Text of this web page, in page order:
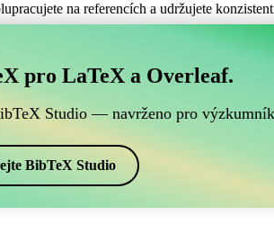
na referencích a udržujete
je kompatibilní s Overleafem?
s Overleafem?”
CiteDrive může být dokonalý!
tedy hledáte snadný způsob, jak
pro LaTeX a Overleaf.
Studio — navrženo pro
BibTeX Studio